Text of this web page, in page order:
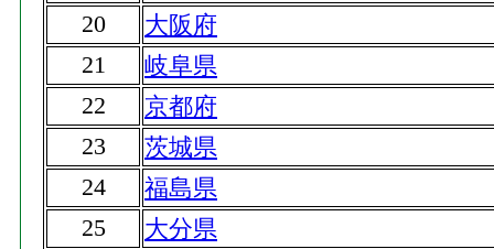
20
大阪府
21
岐阜県
22
京都府
23
茨城県
24
福島県
25
大分県